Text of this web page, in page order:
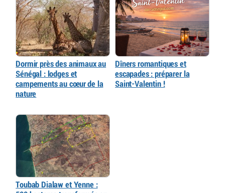
Dormir près des animaux au
Sénégal : lodges et
campements au cœur de la
nature
Dîners romantiques et
escapades : préparer la
Saint-Valentin !
Toubab Dialaw et Yenne :